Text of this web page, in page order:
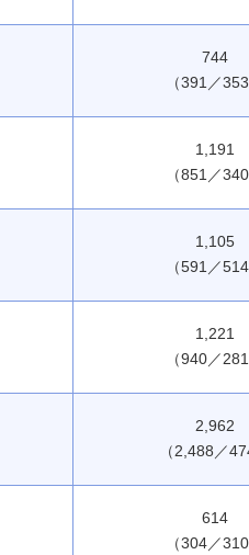
744
（391／353
1,191
（851／340
1,105
（591／514
1,221
（940／281
2,962
（2,488／
614
（304／310